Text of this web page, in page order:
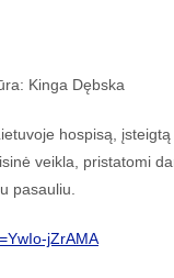
Kinga Dębska
hospisą,
veikla, pristatomi
pasauliu.
jZrAMA